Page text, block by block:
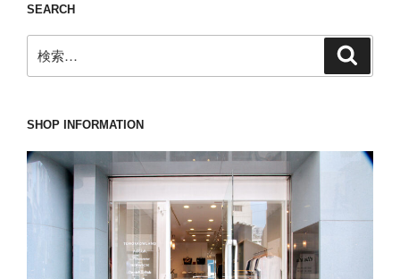
SEARCH
索:
SHOP INFORMATION